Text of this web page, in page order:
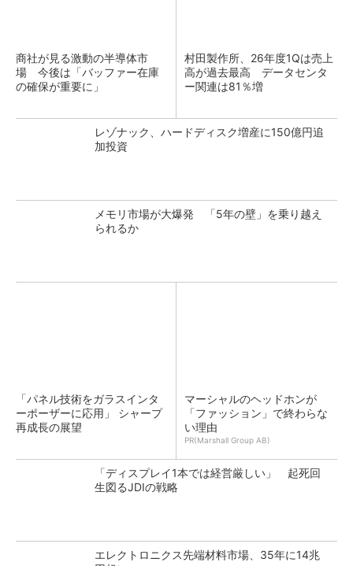
商社が見る激動の半導体市
場 今後は「バッファー在庫
の確保が重要に」
村田製作所、26年度1Qは売上
高が過去最高 データセンタ
ー関連は81％増
レゾナック、ハードディスク増産に150億円追
加投資
メモリ市場が大爆発 「5年の壁」を乗り越え
られるか
「パネル技術をガラスインタ
ーポーザーに応用」 シャープ
再成長の展望
マーシャルのヘッドホンが
「ファッション」で終わらな
い理由
PR(Marshall Group AB)
「ディスプレイ1本では経営厳しい」 起死回
生図るJDIの戦略
エレクトロニクス先端材料市場、35年に14兆